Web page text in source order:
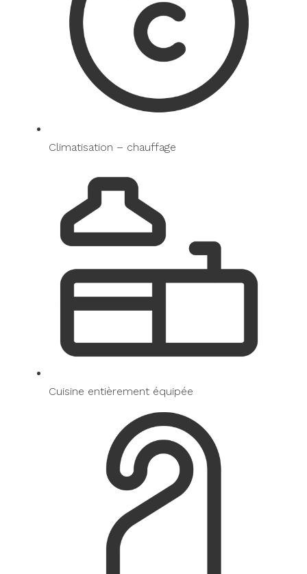
Climatisation – chauffage
Cuisine entièrement équipée